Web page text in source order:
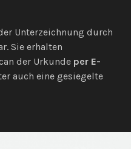
Unterzeichnung durch
Sie erhalten
der Urkunde per E-
auch eine gesiegelte